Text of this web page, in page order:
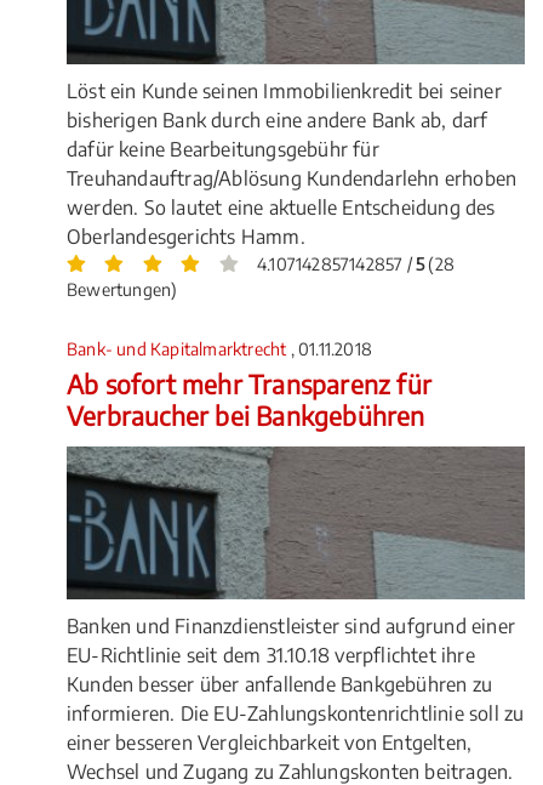
Löst ein Kunde seinen Immobilienkredit bei seiner
bisherigen Bank durch eine andere Bank ab, darf
dafür keine Bearbeitungsgebühr für
Treuhandauftrag/Ablösung Kundendarlehn erhoben
werden. So lautet eine aktuelle Entscheidung des
Oberlandesgerichts Hamm.
4.107142857142857 /5(28
Bewertungen)
Bank- und Kapitalmarktrecht , 01.11.2018
Ab sofort mehr Transparenz für
Verbraucher bei Bankgebühren
Banken und Finanzdienstleister sind aufgrund einer
EU-Richtlinie seit dem 31.10.18 verpflichtet ihre
Kunden besser über anfallende Bankgebühren zu
informieren. Die EU-Zahlungskontenrichtlinie soll zu
einer besseren Vergleichbarkeit von Entgelten,
Wechsel und Zugang zu Zahlungskonten beitragen.